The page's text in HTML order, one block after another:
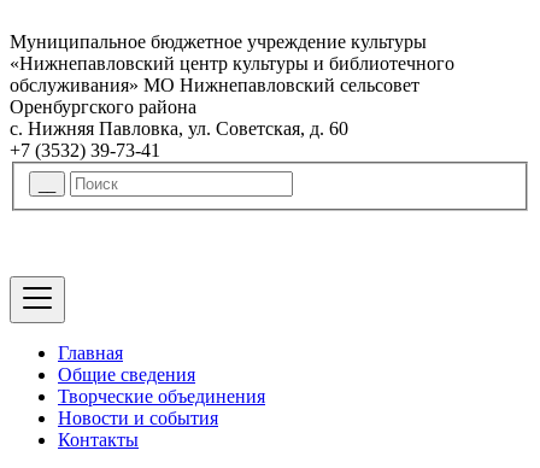
Муниципальное бюджетное учреждение культуры
«Нижнепавловский центр культуры и библиотечного
обслуживания» МО Нижнепавловский сельсовет
Оренбургского района
с. Нижняя Павловка, ул. Советская, д. 60
+7 (3532) 39-73-41
Главная
Общие сведения
Творческие объединения
Новости и события
Контакты